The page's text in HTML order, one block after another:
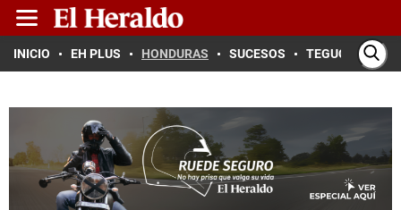
INICIO EH PLUS HONDURAS SUCESOS TEGUCIGALPA